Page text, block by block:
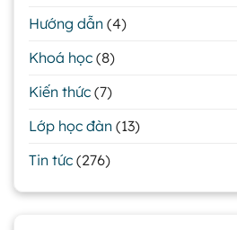
Hướng dẫn (4)
Khoá học (8)
Kiến thức (7)
Lớp học đàn (13)
Tin tức (276)